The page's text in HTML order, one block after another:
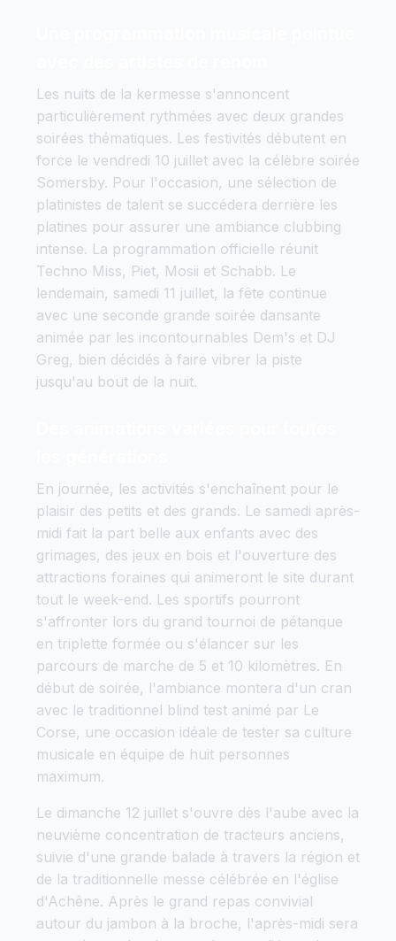
Les nuits de la kermesse s'annoncent
particulièrement rythmées avec deux grandes
soirées thématiques. Les festivités débutent en
force le vendredi 10 juillet avec la célèbre soirée
Somersby. Pour l'occasion, une sélection de
platinistes de talent se succédera derrière les
platines pour assurer une ambiance clubbing
intense. La programmation officielle réunit
Techno Miss, Piet, Mosii et Schabb. Le
lendemain, samedi 11 juillet, la fête continue
avec une seconde grande soirée dansante
animée par les incontournables Dem's et DJ
Greg, bien décidés à faire vibrer la piste
jusqu'au bout de la nuit.
En journée, les activités s'enchaînent pour le
plaisir des petits et des grands. Le samedi après-
midi fait la part belle aux enfants avec des
grimages, des jeux en bois et l'ouverture des
attractions foraines qui animeront le site durant
tout le week-end. Les sportifs pourront
s'affronter lors du grand tournoi de pétanque
en triplette formée ou s'élancer sur les
parcours de marche de 5 et 10 kilomètres. En
début de soirée, l'ambiance montera d'un cran
avec le traditionnel blind test animé par Le
Corse, une occasion idéale de tester sa culture
musicale en équipe de huit personnes
maximum.
Le dimanche 12 juillet s'ouvre dès l'aube avec la
neuvième concentration de tracteurs anciens,
suivie d'une grande balade à travers la région et
de la traditionnelle messe célébrée en l'église
d'Achêne. Après le grand repas convivial
autour du jambon à la broche, l'après-midi sera